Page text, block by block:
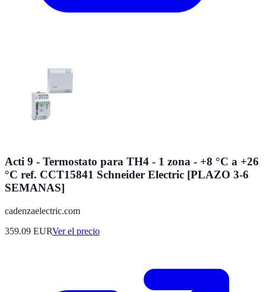
Acti 9 - Termostato para TH4 - 1 zona - +8 °C a +26
°C ref. CCT15841 Schneider Electric [PLAZO 3-6
SEMANAS]
cadenzaelectric.com
359.09 EURVer el precio